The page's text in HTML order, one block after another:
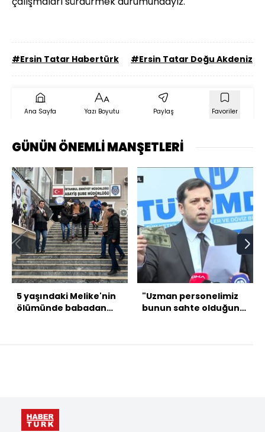
#Ersin Tatar Habertürk #Ersin Tatar Doğu Akdeniz
Ana Sayfa Yazı Boyutu Paylaş Favoriler
GÜNÜN ÖNEMLİ MANŞETLERİ
5 yaşındaki Melike'nin
ölümünde babadan
"Uzman personelimiz
bunun sahte olduğunu